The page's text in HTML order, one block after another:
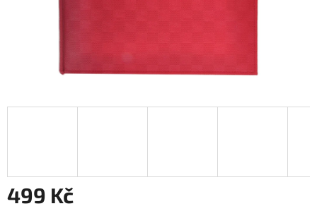
499 Kč